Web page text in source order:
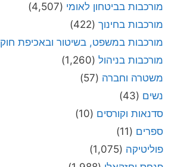
מורכבות בביטחון לאומי (4,507)
מורכבות בחינוך (422)
מורכבות במשפט, בשיטור ובאכיפת חוק
מורכבות בניהול (1,260)
משטרה וחברה (57)
נשים (43)
סדנאות וקורסים (10)
ספרים (11)
פוליטיקה (1,075)